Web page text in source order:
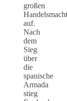
großen
Handelsmacht
auf.
Nach
dem
Sieg
über
die
spanische
Armada
stieg